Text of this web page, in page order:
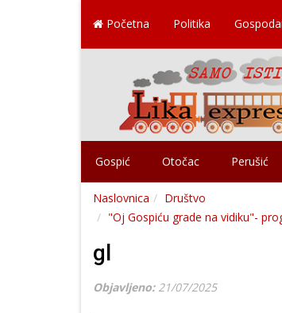
Početna Politika
Gospić Otočac Perušić
Naslovnica
Društvo
"Oj Gospiću grade na vidiku"-
gl
Objavljeno: 21/07/2025